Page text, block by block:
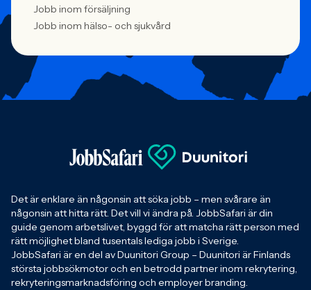
Jobb inom försäljning
Jobb inom hälso- och sjukvård
Det är enklare än någonsin att söka jobb – men svårare än
någonsin att hitta rätt. Det vill vi ändra på. JobbSafari är din
guide genom arbetslivet, byggd för att matcha rätt person med
rätt möjlighet bland tusentals lediga jobb i Sverige.
JobbSafari är en del av Duunitori Group – Duunitori är Finlands
största jobbsökmotor och en betrodd partner inom rekrytering,
rekryteringsmarknadsföring och employer branding.